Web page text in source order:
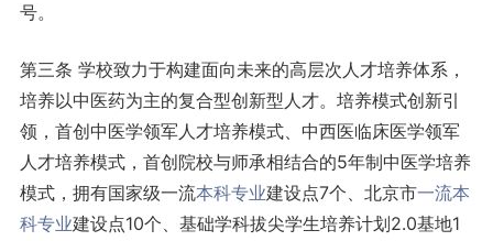
号。
第三条 学校致力于构建面向未来的高层次人才培养体系，
培养以中医药为主的复合型创新型人才。培养模式创新引
领，首创中医学领军人才培养模式、中西医临床医学领军
人才培养模式，首创院校与师承相结合的5年制中医学培养
模式，拥有国家级一流本科专业建设点7个、北京市一流本
科专业建设点10个、基础学科拔尖学生培养计划2.0基地1